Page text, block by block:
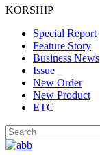
KORSHIP
Special Report
Feature Story
Business News
Issue
New Order
New Product
ETC